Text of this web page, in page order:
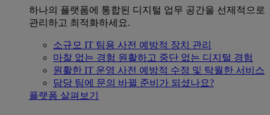
하나의 플랫폼에 통합된 디지털 업무 공간을 선제적으로
관리하고 최적화하세요.
소규모 IT 팀용 사전 예방적 장치 관리
마찰 없는 경험 원활하고 중단 없는 디지털 경험
원활한 IT 운영 사전 예방적 수정 및 탁월한 서비스
담당 팀에 문의 바뀔 준비가 되셨나요?
플랫폼 살펴보기